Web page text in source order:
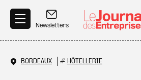
Newsletters
BORDEAUX # HÔTELLERIE